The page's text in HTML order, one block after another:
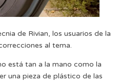
de Rivian, los usuarios de la
al tema.
está tan a la mano como la
una pieza de plástico de las